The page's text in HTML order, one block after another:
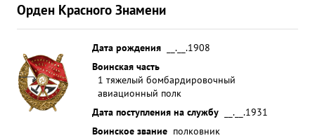
Орден Красного Знамени
Дата рождения
__.__.1908
Воинская часть
1 тяжелый бомбардировочный
авиационный полк
Дата поступления на службу
__.__.1931
Воинское звание полковник